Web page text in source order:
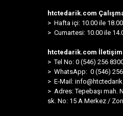
htctedarik.com
> Hafta içi: 10.00 ile 18.00
> Cumartesi: 10.00 ile
htctedarik.com
> Tel No: 0 (546) 256
> WhatsApp: 0 (546)
> E-Mail:
> Adres: Tepebaşı mah.
sk. No: 15 A Merkez /